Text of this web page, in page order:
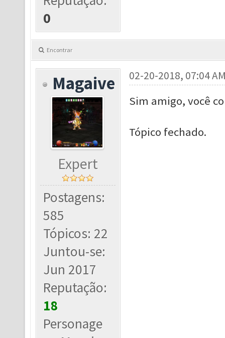
0
Encontrar
Magaive
Expert
Postagens:
585
Tópicos: 22
Juntou-se:
Jun 2017
Reputação:
18
Personage
02-20-2018, 07:04
Sim amigo, você
Tópico fechado.